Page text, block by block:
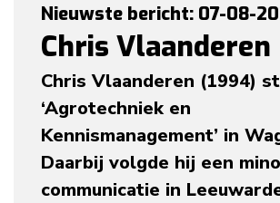
Nieuwste bericht: 07-08-
Chris Vlaanderen
Chris Vlaanderen (1994)
‘Agrotechniek en
Kennismanagement’ in
Daarbij volgde hij een
communicatie in